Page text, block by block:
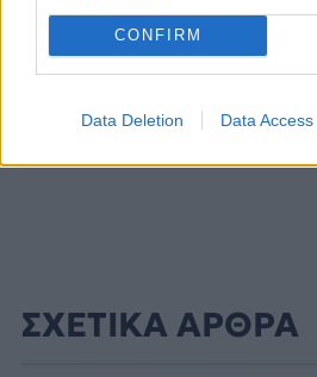
CONFIRM
Data Deletion Data Access
ΣΧΕΤΙΚΑ ΑΡΘΡΑ